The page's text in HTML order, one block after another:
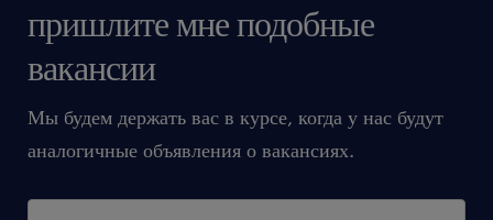
пришлите мне подобные
вакансии
Мы будем держать вас в курсе, когда у нас будут
аналогичные объявления о вакансиях.